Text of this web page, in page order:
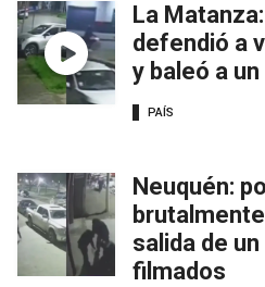
La
defendió a
y baleó a
PAÍS
Neuquén:
salida de
filmados